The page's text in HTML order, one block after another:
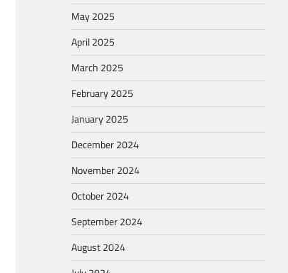
May 2025
April 2025
March 2025
February 2025
January 2025
December 2024
November 2024
October 2024
September 2024
August 2024